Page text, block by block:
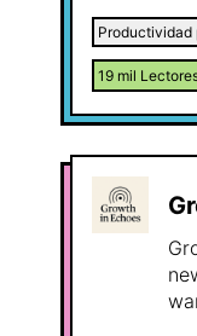
(1
Productividad
19 mil